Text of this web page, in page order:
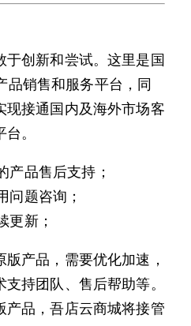
于创新和尝试。这里是国
品销售和服务平台，同
现接通国内及海外市场客
。
产品售后支持；
问题咨询；
更新；
产品，需要优化加速，
持团队、售后帮助等。
产品，吾店云商城将接管